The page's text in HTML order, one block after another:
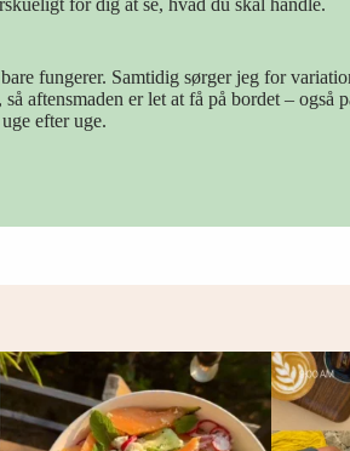
fungerer. Samtidig sørger jeg for
aftensmaden er let at få på bordet – også
efter uge.